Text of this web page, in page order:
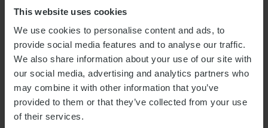
This website uses cookies
We use cookies to personalise content and ads, to
provide social media features and to analyse our traffic.
We also share information about your use of our site with
our social media, advertising and analytics partners who
may combine it with other information that you’ve
provided to them or that they’ve collected from your use
of their services.
Premium voor iedereen.
Geen luxe voor enkelen,